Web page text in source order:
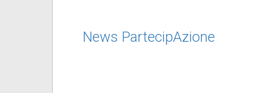
News PartecipAzione